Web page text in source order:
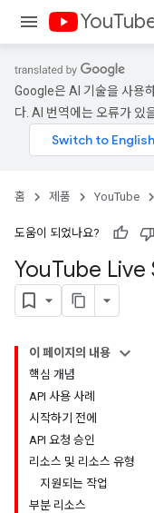
Google은 AI 기술을 사용
다. AI 번역에는 오류가 있
홈 제품 YouTube
도움이 되었나요?
YouTube Live
이 페이지의 내용
핵심 개념
API 사용 사례
시작하기 전에
API 요청 승인
리소스 및 리소스 유형
지원되는 작업
부분 리소스